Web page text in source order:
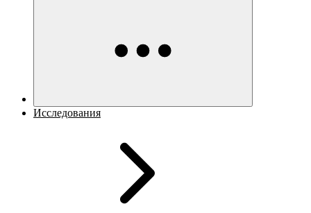
Исследования